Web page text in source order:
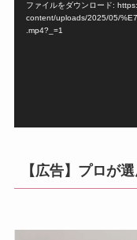
ファイルをダウンロード:
content/uploads/2025/05/
.mp4?_=1
【広告】プロが